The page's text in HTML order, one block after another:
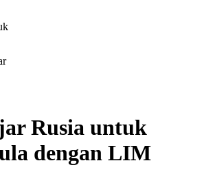
Rusia untuk
dengan LIM